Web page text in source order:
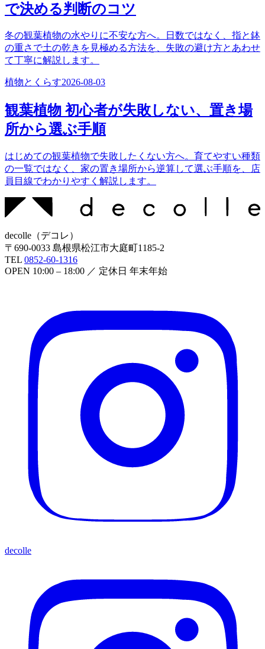
で決める判断のコツ
冬の観葉植物の水やりに不安な方へ。日数ではなく、指と鉢
の重さで土の乾きを見極める方法を、失敗の避け方とあわせ
て丁寧に解説します。
植物とくらす2026-08-03
観葉植物 初心者が失敗しない、置き場
所から選ぶ手順
はじめての観葉植物で失敗したくない方へ。育てやすい種類
の一覧ではなく、家の置き場所から逆算して選ぶ手順を、店
員目線でわかりやすく解説します。
decolle （デコレ ）
〒 690-0033 島根県松江市大庭町1185-2
TEL 0852-60-1316
OPEN 10:00 – 18:00 ／ 定休日 年末年始
decolle